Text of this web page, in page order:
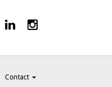
Contact